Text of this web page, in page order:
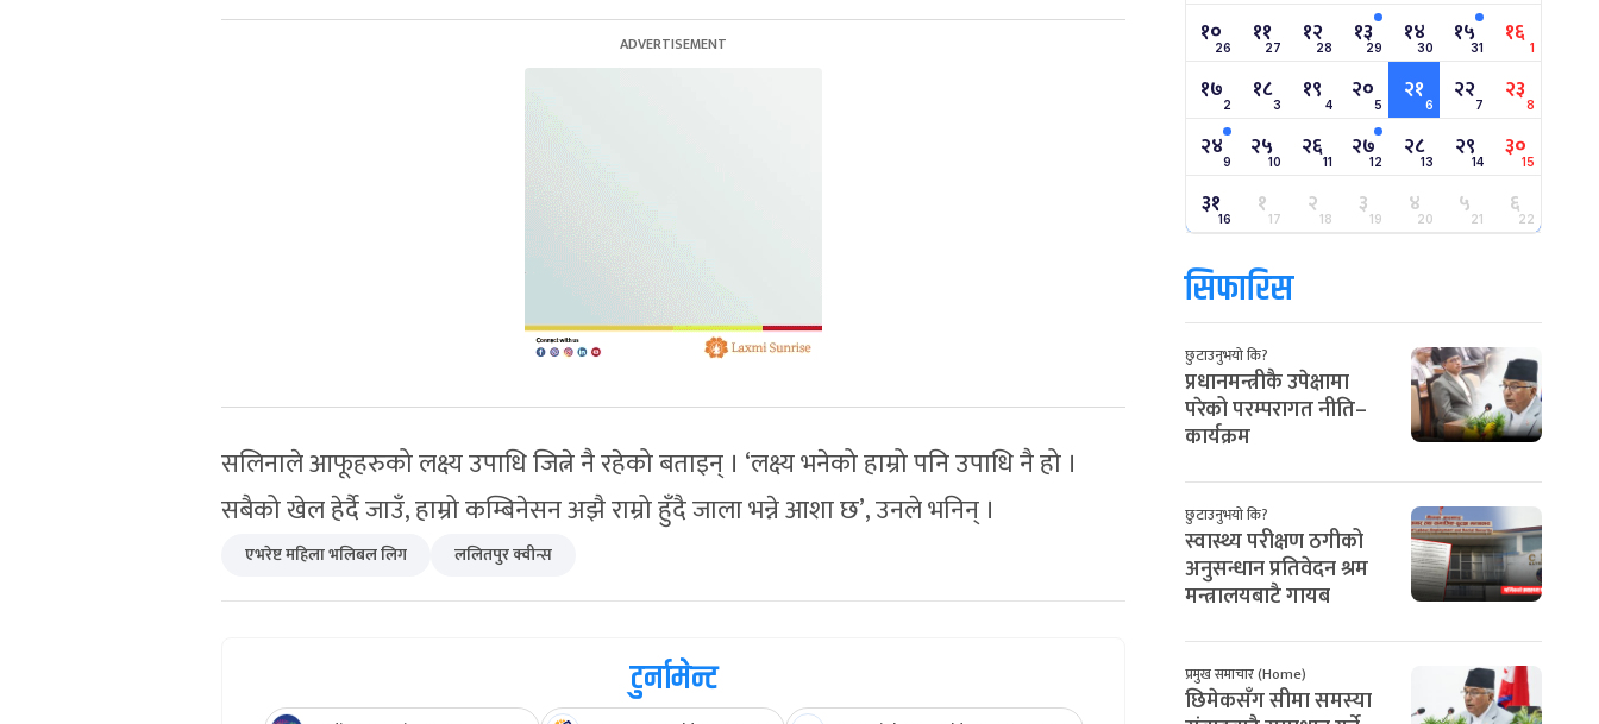
सलिनाले आफूहरुको लक्ष्य उपाधि जित्ने नै रहेको बताइन् । ‘लक्ष्य भनेको हाम्रो पनि उपाधि नै हो ।
सबैको खेल हेर्दै जाउँ, हाम्रो कम्बिनेसन अझै राम्रो हुँदै जाला भन्ने आशा छ’, उनले भनिन् ।
एभरेष्ट महिला भलिबल लिग ललितपुर क्वीन्स
टुर्नामेन्ट
१०26 ११27 १२28 १३29 १४30 १५31 १६ 1
१७2 १८3 १९ 4 २०5 २१6 २२7 २३8
२४9 २५10 २६11 २७12 २८13 २९14 ३०15
३१16 १17 २18 ३19 ४20 ५21 ६22
सिफारिस
छुटाउनुभयो कि?
प्रधानमन्त्रीकै उपेक्षामा
परेको परम्परागत नीति–
कार्यक्रम
छुटाउनुभयो कि?
स्वास्थ्य परीक्षण ठगीको
अनुसन्धान प्रतिवेदन श्रम
मन्त्रालयबाटै गायब
प्रमुख समाचार (Home)
छिमेकसँग सीमा समस्या